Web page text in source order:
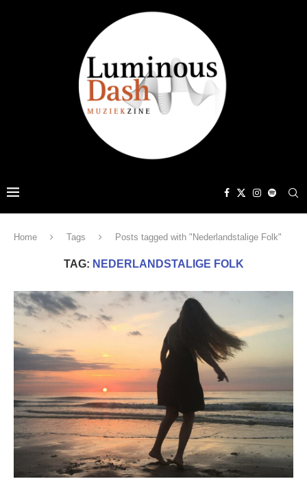
Home Tags Posts tagged with "Nederlandstalige Folk"
TAG: NEDERLANDSTALIGE FOLK